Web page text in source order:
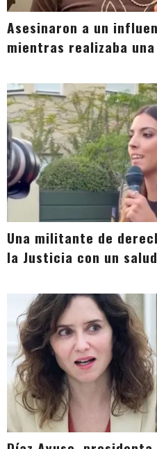
Asesinaron a un
mientras realizaba
Una militante de
la Justicia con un